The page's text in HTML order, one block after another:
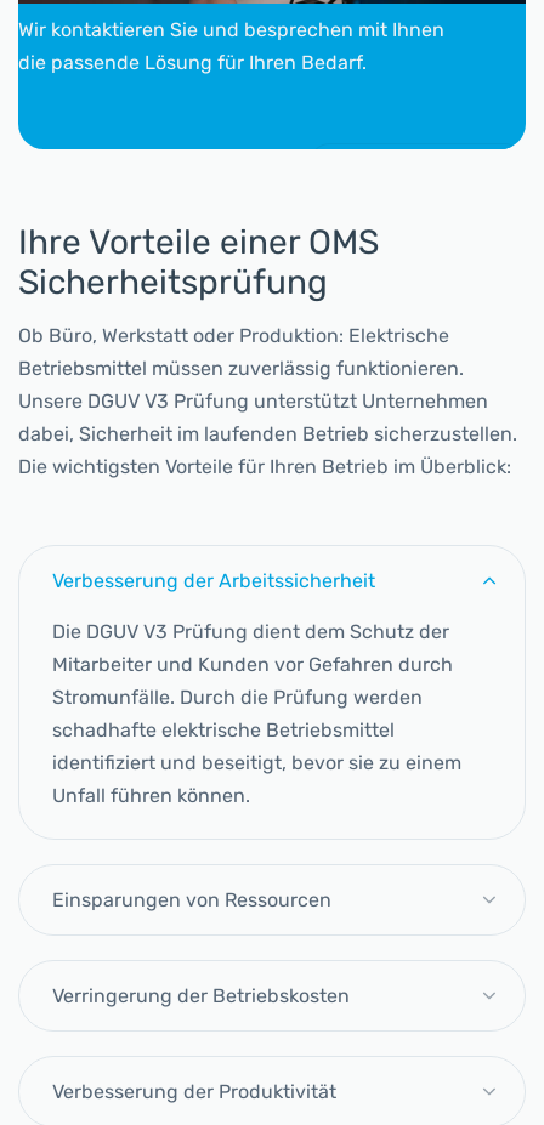
Wir kontaktieren Sie und besprechen mit Ihnen
die passende Lösung für Ihren Bedarf.
Ihre Vorteile einer OMS
Sicherheitsprüfung
Ob Büro, Werkstatt oder Produktion: Elektrische
Betriebsmittel müssen zuverlässig funktionieren.
Unsere DGUV V3 Prüfung unterstützt Unternehmen
dabei, Sicherheit im laufenden Betrieb sicherzustellen.
Die wichtigsten Vorteile für Ihren Betrieb im Überblick:
Verbesserung der Arbeitssicherheit
Die DGUV V3 Prüfung dient dem Schutz der
Mitarbeiter und Kunden vor Gefahren durch
Stromunfälle. Durch die Prüfung werden
schadhafte elektrische Betriebsmittel
identifiziert und beseitigt, bevor sie zu einem
Unfall führen können.
Einsparungen von Ressourcen
Verringerung der Betriebskosten
Verbesserung der Produktivität